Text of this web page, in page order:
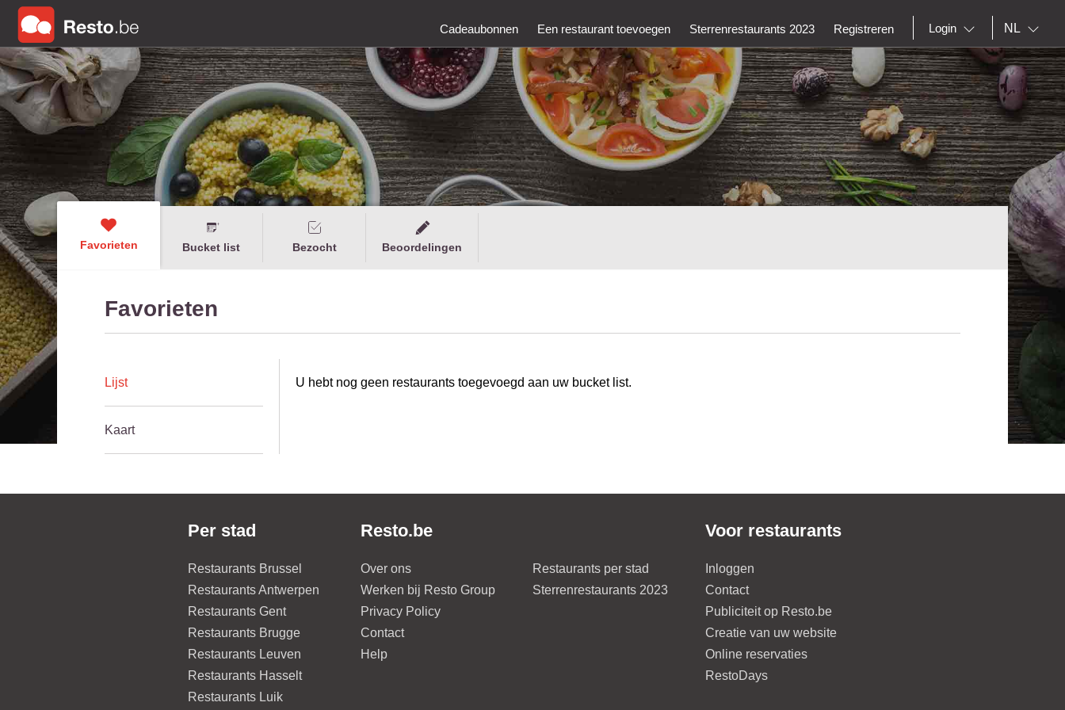
Cadeaubonnen Een restaurant toevoegen Sterrenrestaurants 2023 Registreren Login NL
Favorieten Bucket list Bezocht Beoordelingen
Favorieten
Lijst
Kaart
U hebt nog geen restaurants toegevoegd aan uw bucket list.
Per stad
Restaurants Brussel
Restaurants Antwerpen
Restaurants Gent
Restaurants Brugge
Restaurants Leuven
Restaurants Hasselt
Restaurants Luik
Resto.be
Over ons
Werken bij Resto Group
Privacy Policy
Contact
Help
Restaurants per stad
Sterrenrestaurants 2023
Voor restaurants
Inloggen
Contact
Publiciteit op Resto.be
Creatie van uw website
Online reservaties
RestoDays